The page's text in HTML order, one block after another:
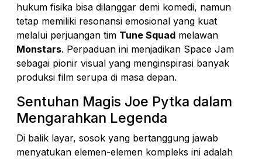
hukum fisika bisa dilanggar demi komedi, namun
tetap memiliki resonansi emosional yang kuat
melalui perjuangan tim Tune Squad melawan
Monstars. Perpaduan ini menjadikan Space Jam
sebagai pionir visual yang menginspirasi banyak
produksi film serupa di masa depan.
Sentuhan Magis Joe Pytka dalam
Mengarahkan Legenda
Di balik layar, sosok yang bertanggung jawab
menyatukan elemen-elemen kompleks ini adalah